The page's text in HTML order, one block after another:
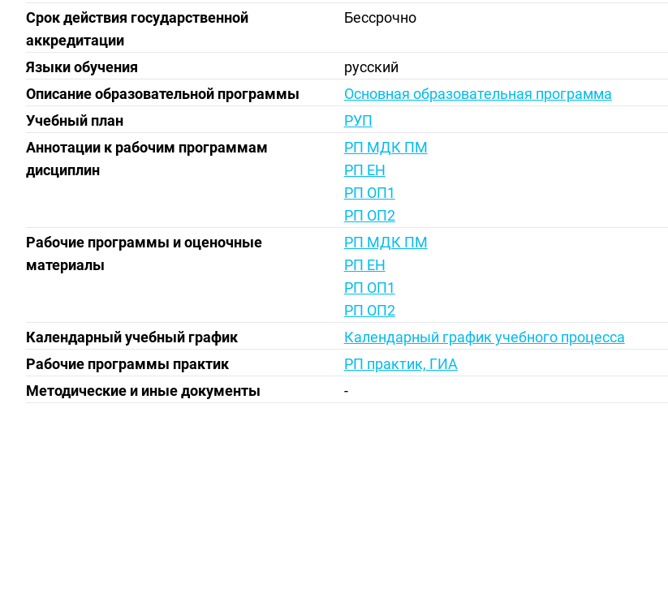
Срок действия государственной
аккредитации
Бессрочно
Языки обучения
русский
Описание образовательной программы
Основная образовательная программа
Учебный план
РУП
Аннотации к рабочим программам
дисциплин
РП МДК ПМ
РП ЕН
РП ОП1
РП ОП2
Рабочие программы и оценочные
материалы
РП МДК ПМ
РП ЕН
РП ОП1
РП ОП2
Календарный учебный график
Календарный график учебного процесса
Рабочие программы практик
РП практик, ГИА
Методические и иные документы
-